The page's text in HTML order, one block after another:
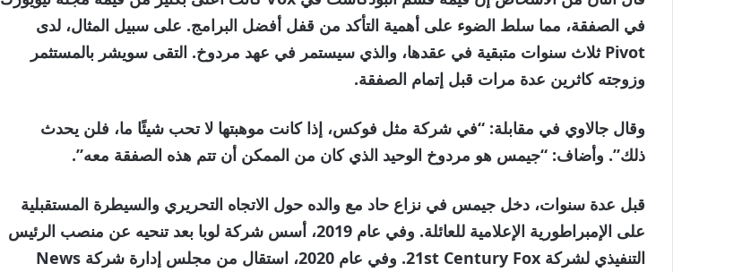
في الصفقة، مما سلط الضوء على أهمية التأكد من قفل أفضل البرامج. على سبيل المثال، لدى
Pivot ثلاث سنوات متبقية في عقدها، والذي سيستمر في عهد مردوخ. التقى سويشر بالمستثمر
وزوجته كاثرين عدة مرات قبل إتمام الصفقة.
وقال جالاوي في مقابلة: “في شركة مثل فوكس، إذا كانت موهبتها لا تحب شيئًا ما، فلن يحدث
ذلك”. وأضاف: “جيمس هو مردوخ الوحيد الذي كان من الممكن أن تتم هذه الصفقة معه”.
قبل عدة سنوات، دخل جيمس في نزاع حاد مع والده حول الاتجاه التحريري والسيطرة المستقبلية
على الإمبراطورية الإعلامية للعائلة. وفي عام 2019، أسس شركة لوبا بعد تنحيه عن منصب الرئيس
التنفيذي لشركة 21st Century Fox. وفي عام 2020، استقال من مجلس إدارة شركة News